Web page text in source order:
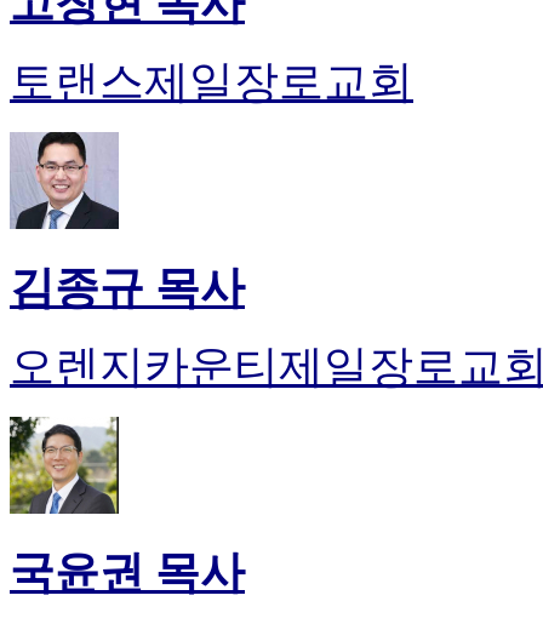
토랜스제일장로교회
김종규 목사
오렌지카운티제일장로교
국윤권 목사